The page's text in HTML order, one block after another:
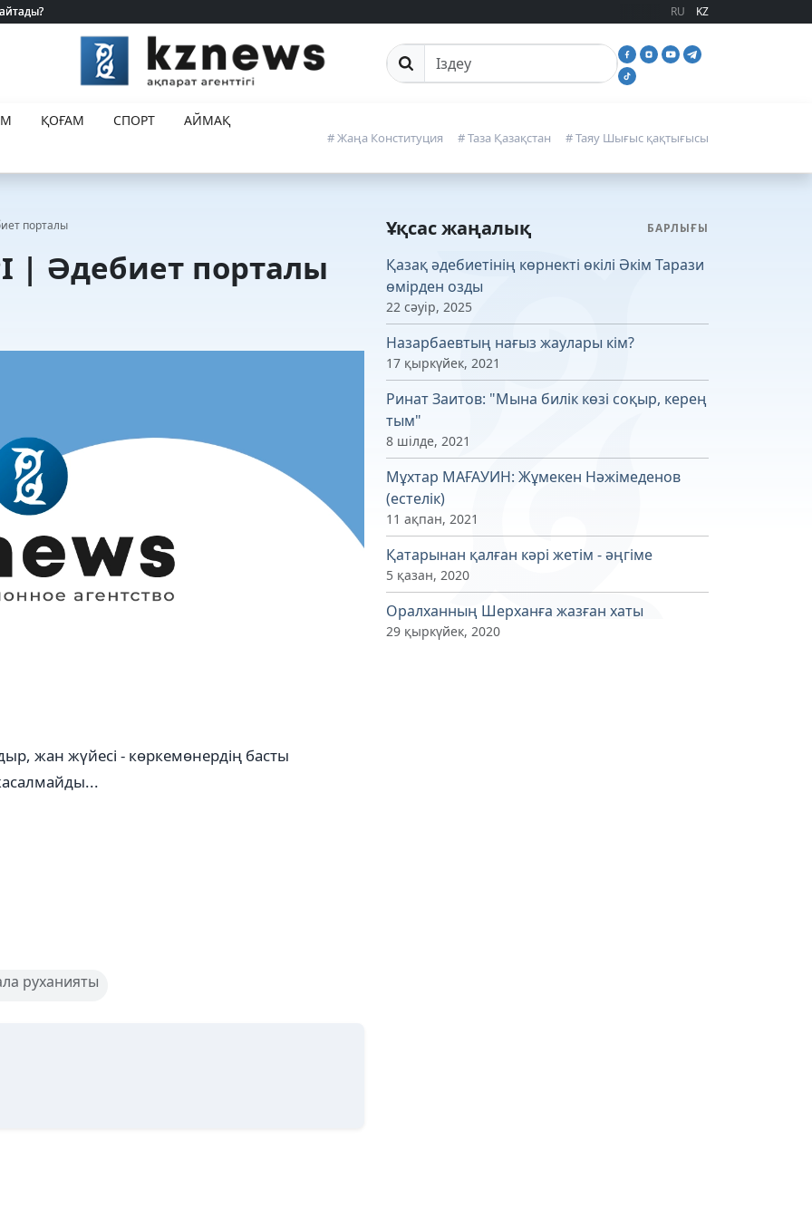
RU KZ
Сайттан іздеу
ҚОҒАМ СПОРТ АЙМАҚ
# Жаңа Конституция # Таза Қазақстан # Таяу Шығыс қақтығысы
порталы
| Әдебиет порталы
жан жүйесі - көркемөнердің басты
руханияты
Ұқсас жаңалық БАРЛЫҒЫ
Қазақ әдебиетінің көрнекті өкілі Әкім Тарази
өмірден озды
22 сәуір, 2025
Назарбаевтың нағыз жаулары кім?
17 қыркүйек, 2021
Ринат Заитов: "Мына билік көзі соқыр, керең
тым"
8 шілде, 2021
Мұхтар МАҒАУИН: Жұмекен Нәжімеденов
(естелік)
11 ақпан, 2021
Қатарынан қалған кәрі жетім - әңгіме
5 қазан, 2020
Оралханның Шерханға жазған хаты
29 қыркүйек, 2020